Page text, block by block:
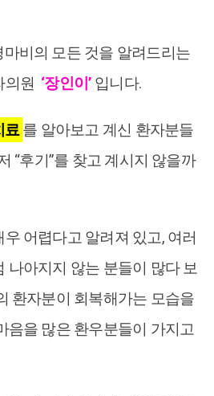
비의 모든 것을 알려드리는
의원 ‘장인이’ 입니다.
료 를 알아보고 계신 환자분들
“후기”를 찾고 계시지 않을까
어렵다고 알려져 있고, 여러
나아지지 않는 분들이 많다 보
환자분이 회복해가는 모습을
음을 많은 환우분들이 가지고